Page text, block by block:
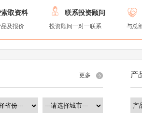
取资料
及报价
 联系投资顾问
投资顾问一对一联系

与总
更多 产